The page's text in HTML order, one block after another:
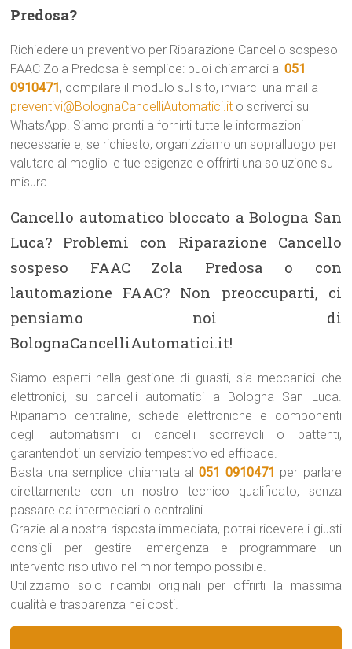
Predosa?
Richiedere un preventivo per Riparazione Cancello sospeso
FAAC Zola Predosa è semplice: puoi chiamarci al051
0910471, compilare il modulo sul sito, inviarci una mail a
preventivi@BolognaCancelliAutomatici.it o scriverci su
WhatsApp. Siamo pronti a fornirti tutte le informazioni
necessarie e, se richiesto, organizziamo un sopralluogo per
valutare al meglio le tue esigenze e offrirti una soluzione su
misura.
Cancello automatico bloccato a Bologna San
Luca? Problemi con Riparazione Cancello
sospeso FAAC Zola Predosa o con
lautomazione FAAC? Non preoccuparti, ci
pensiamo noi di
BolognaCancelliAutomatici.it!
Siamo esperti nella gestione di guasti, sia meccanici che
elettronici, su cancelli automatici a Bologna San Luca.
Ripariamo centraline, schede elettroniche e componenti
degli automatismi di cancelli scorrevoli o battenti,
garantendoti un servizio tempestivo ed efficace.
Basta una semplice chiamata al051 0910471 per parlare
direttamente con un nostro tecnico qualificato, senza
passare da intermediari o centralini.
Grazie alla nostra risposta immediata, potrai ricevere i giusti
consigli per gestire lemergenza e programmare un
intervento risolutivo nel minor tempo possibile.
Utilizziamo solo ricambi originali per offrirti la massima
qualità e trasparenza nei costi.